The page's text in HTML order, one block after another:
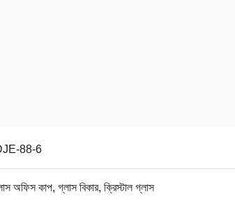
88-6
অফিস কাপ, গ্লাস বিকার, ক্রিস্টাল গ্লাস